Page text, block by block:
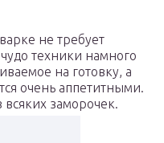
не требует
техники намного
на готовку, а
очень аппетитными.
всяких заморочек.